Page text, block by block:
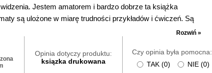
Jestem amatorem i bardzo dobrze ta książka
są ulożone w miarę trudności przykładów i ćwiczeń. Są
Rozwiń »
Opinia dotyczy produktu:
ksiązka drukowana
Czy opinia była pomocna:
TAK (0) NIE (0)